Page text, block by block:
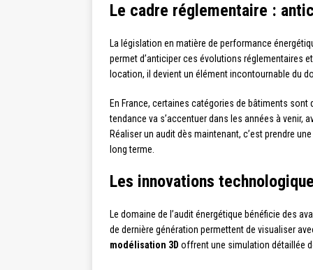
Le cadre réglementaire :
La législation en matière de performance
permet d’anticiper ces évolutions réglementaires
location, il devient un élément incontournable du
En France, certaines catégories de bâtiments
tendance va s’accentuer dans les années à venir,
Réaliser un audit dès maintenant, c’est prendre
long terme.
Les innovations
Le domaine de l’audit énergétique bénéficie des
de dernière génération permettent de visualiser
modélisation 3D offrent une simulation détaillée